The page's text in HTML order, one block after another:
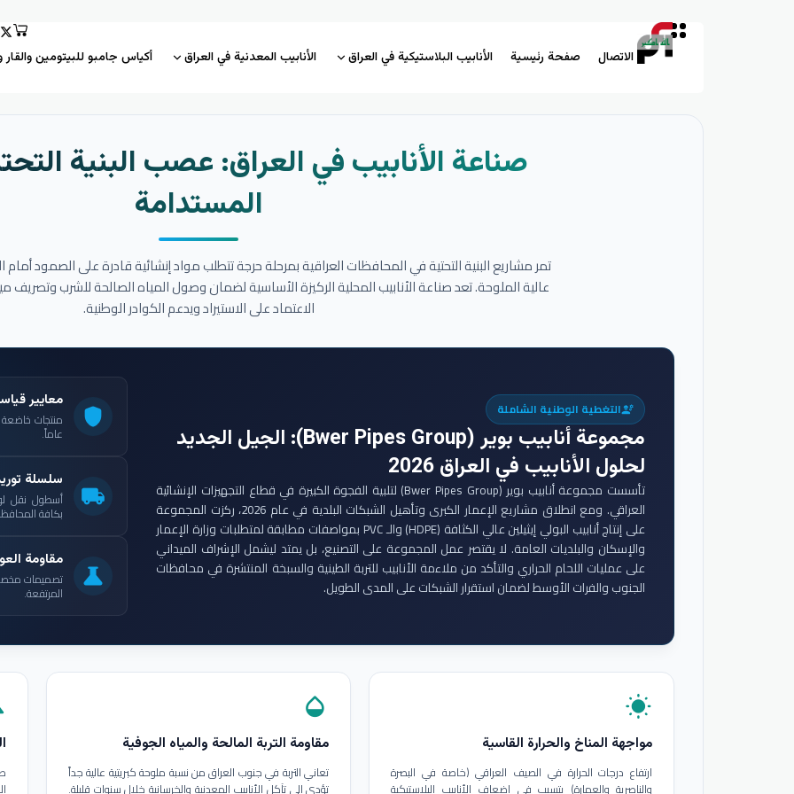
الاتصال صفحة رئيسية الأنابيب البلاستيكية في العراق الأنابيب المعدنية في العراق أكياس جامبو للبيتومين والقار
صناعة الأنابيب في العراق: عصب البنية
المستدامة
تمر مشاريع البنية التحتية في المحافظات العراقية بمرحلة حرجة تتطلب مواد إنشائية قادرة على الصمود أمام
عالية الملوحة. تعد صناعة الأنابيب المحلية الركيزة الأساسية لضمان وصول المياه الصالحة للشرب وتصريف
الاعتماد على الاستيراد ويدعم الكوادر الوطنية.
engineeringالتغطية الوطنية الشاملة
مجموعة أنابيب بوير (Bwer Pipes Group)
: الجيل الجديد
لحلول الأنابيب في العراق 2026
تأسست مجموعة أنابيب بوير (Bwer Pipes Group) لتلبية الفجوة الكبيرة في قطاع التجهيزات الإنشائية
العراقي. ومع انطلاق مشاريع الإعمار الكبرى وتأهيل الشبكات البلدية في عام 2026، ركزت المجموعة
على إنتاج أنابيب البولي إيثيلين عالي الكثافة (HDPE) والـ PVC بمواصفات مطابقة لمتطلبات وزارة الإعمار
والإسكان والبلديات العامة. لا يقتصر عمل المجموعة على التصنيع، بل يمتد ليشمل الإشراف الميداني
على عمليات اللحام الحراري والتأكد من ملاءمة الأنابيب للتربة الطينية والسبخة المنتشرة في محافظات
الجنوب والفرات الأوسط لضمان استقرار الشبكات على المدى الطويل.
shield
معايير
عاماً.
local_shipping
سلسلة
أسطول نقل
بكافة
science
مقاومة
تصميمات
المرتفعة.
wb_sunny
مواجهة المناخ والحرارة القاسية
ارتفاع درجات الحرارة في الصيف العراقي (خاصة في البصرة
والناصرية والعمارة) يتسبب في إضعاف الأنابيب البلاستيكية
opacity
مقاومة التربة المالحة والمياه الجوفية
تعاني التربة في جنوب العراق من نسبة ملوحة كبريتية عالية جداً
تؤدي إلى تآكل الأنابيب المعدنية والخرسانية خلال سنوات قليلة.